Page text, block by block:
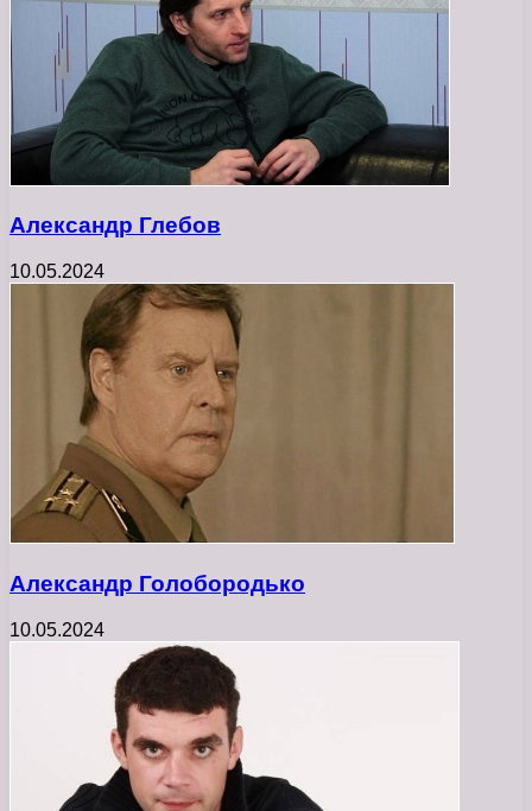
Александр Глебов
10.05.2024
Александр Голобородько
10.05.2024